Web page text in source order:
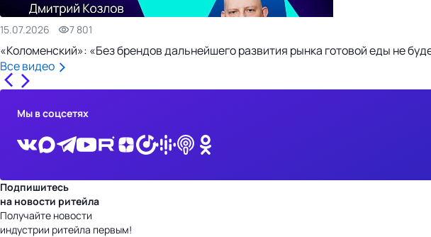
15.07.2026 7 801
«Коломенский»: «Без брендов дальнейшего развития рынка готовой еды не
Все видео
Мы в соцсетях
Подпишитесь
на новости ритейла
Получайте новости
индустрии ритейла первым!